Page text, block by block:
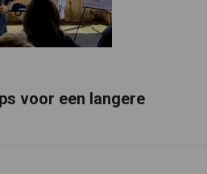
voor een langere